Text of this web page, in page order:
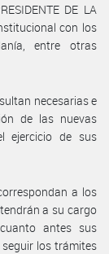
DE LA
con los
entre otras
necesarias e
de las nuevas
ejercicio de sus
a los
a su cargo
antes sus
los trámites